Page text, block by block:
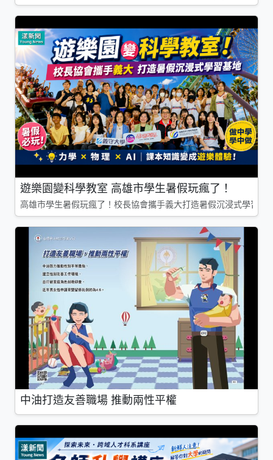
遊樂園變科學教室 高雄市學生暑假玩瘋了！
高雄市學生暑假玩瘋了！校長協會攜手義大打造暑假沉浸式學習基
中油打造友善職場 推動兩性平權